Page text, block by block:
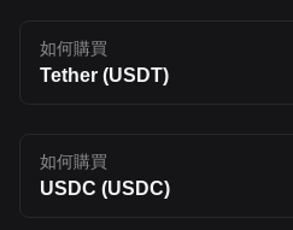
如何購買
Tether (USDT)
如何購買
USDC (USDC)